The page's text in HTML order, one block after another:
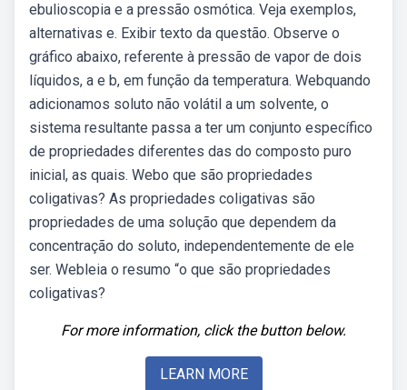
ebulioscopia e a pressão osmótica. Veja exemplos,
alternativas e. Exibir texto da questão. Observe o
gráfico abaixo, referente à pressão de vapor de dois
líquidos, a e b, em função da temperatura. Webquando
adicionamos soluto não volátil a um solvente, o
sistema resultante passa a ter um conjunto específico
de propriedades diferentes das do composto puro
inicial, as quais. Webo que são propriedades
coligativas? As propriedades coligativas são
propriedades de uma solução que dependem da
concentração do soluto, independentemente de ele
ser. Webleia o resumo “o que são propriedades
coligativas?
For more information, click the button below.
LEARN MORE